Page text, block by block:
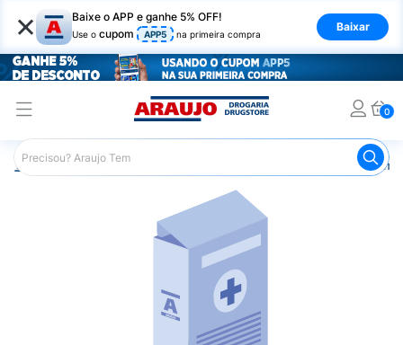
× Baixe o APP e ganhe 5% OFF!
Use o cupom APP5 na primeira compra
Baixar
0
Araujo Medicamentos